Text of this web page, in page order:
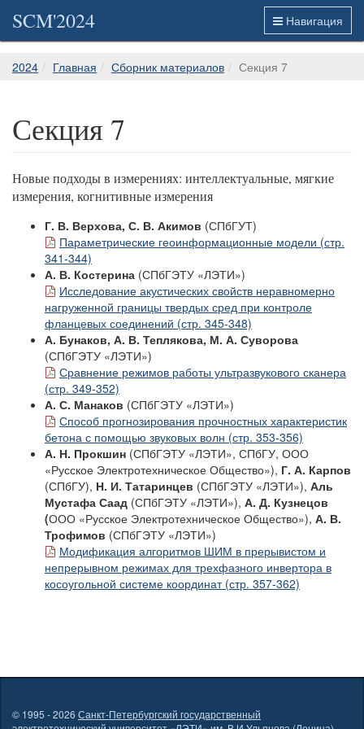
Навигация
SCM'2024
2024 Главная Сборник материалов Секция 7
Секция 7
Новые подходы в измерениях: интеллектуальные, мягкие
измерения, когнитивные измерения
Г. В. Верхова, С. В. Акимов (СПбГУТ)
Параметрические геоинформационные модели (стр.
341-344)
А. В. Костерина (СПбГЭТУ «ЛЭТИ»)
Исследование акустических свойств неравномерно
нагруженной границы твердых сред при контроле
фланцевых соединений (стр. 345-348)
А. Бунаков, А. В. Теплякова, М. А. Суворова
(СПбГЭТУ «ЛЭТИ»)
Сравнение режимов работы ультразвукового сканера
(стр. 349-352)
А. С. Манаков (СПбГЭТУ «ЛЭТИ»)
Способ прогнозирования прочностных характеристик
бетона с помощью звуковых волн (стр. 353-356)
А. Н. Прокшин (СПбГЭТУ «ЛЭТИ», СПбГУ, ООО
«Русское Электротехническое Общество»), Г. А. Карпов
(СПбГУ), Н. И. Татаринцев (СПбГЭТУ «ЛЭТИ»), Аль
Мустафа Саад (СПбГЭТУ «ЛЭТИ»), А. Д. Кузнецов
(ООО «Русское Электротехническое Общество»), А. В.
Трофимов (СПбГЭТУ «ЛЭТИ»)
Модификация алгоритмов ШИМ в прерывистом и
непрерывном режимах для трехфазного инвертора в
косоугольной системе координат (стр. 357-362)
© 1995 - 2026 Санкт-Петербургский государственный